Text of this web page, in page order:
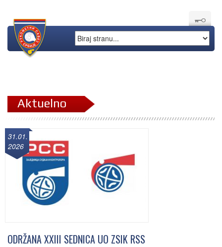
Aktuelno
31.01.
2026
ODRŽANA XXIII SEDNICA UO ZSIK RSS